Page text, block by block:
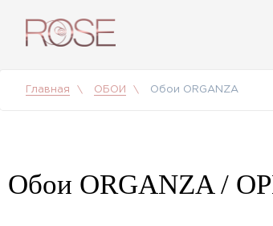
Главная ОБОИ Обои ORGANZA
Обои ORGANZA /